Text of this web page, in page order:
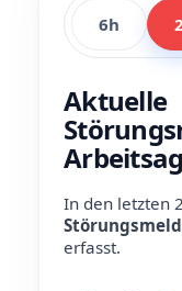
6h
Aktuelle
In den letzten
erfasst.